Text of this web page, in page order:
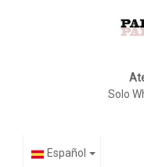
Solo
Español